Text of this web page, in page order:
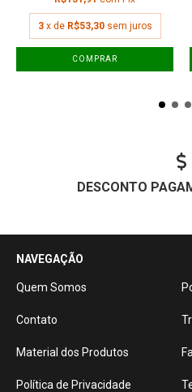
3 x de R$53,30 sem juros
COMPRAR
DESCONTO
NAVEGAÇÃO
Quem Somos
Contato
Material dos Produtos
Política de Privacidade